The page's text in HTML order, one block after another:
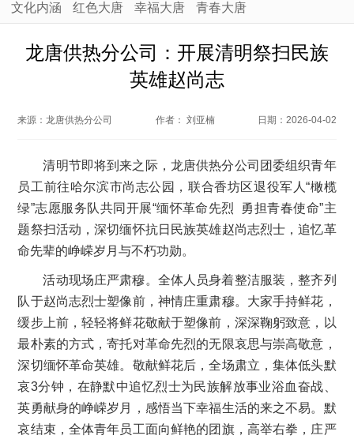
文化内涵 红色大唐 幸福大唐 青春大唐
龙唐供热分公司：开展清明祭扫民族
英雄赵尚志
来源：龙唐供热分公司 作者： 刘亚楠 日期： 2026-04-02
清明节即将到来之际，龙唐供热分公司团委组织青年
员工前往哈尔滨市尚志公园，联合香坊区退役军人“橄榄
绿”志愿服务队共同开展“缅怀革命先烈 勇担青春使命”主
题祭扫活动，深切缅怀抗日民族英雄赵尚志烈士，追忆革
命先辈的峥嵘岁月与不朽功勋。
活动现场庄严肃穆。全体人员身着整洁服装，整齐列
队于赵尚志烈士塑像前，神情庄重肃穆。大家手持鲜花，
缓步上前，轻轻将鲜花敬献于塑像前，深深鞠躬致意，以
最朴素的方式，寄托对革命先烈的无限哀思与崇高敬意，
深切缅怀革命英雄。敬献鲜花后，全场肃立，集体低头默
哀3分钟，在静默中追忆烈士为民族解放事业浴血奋战、
英勇献身的峥嵘岁月，感悟当下幸福生活的来之不易。默
哀结束，全体青年员工面向鲜艳的团旗，高举右拳，庄严